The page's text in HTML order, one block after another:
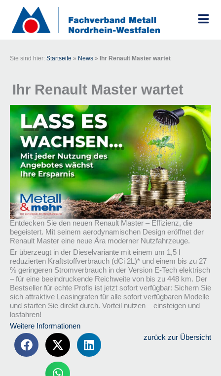
springen
Sie sind hier: Startseite » News » Ihr Renault Master wartet
Ihr Renault Master wartet
Entdecken Sie den neuen Renault Master – Effizienz, die
begeistert. Mit seinem aerodynamischen Design eröffnet der
Renault Master eine neue Ära moderner Nutzfahrzeuge.
Er überzeugt in der Dieselvariante mit einem um 1,5 l
reduzierten Kraftstoffverbrauch (dCi 2L)* und einem bis zu 27
% geringeren Stromverbrauch in der Version E-Tech elektrisch
– für eine beeindruckende Reichweite von bis zu 448 km. Der
Bestseller für echte Profis ist jetzt sofort verfügbar: Sichern Sie
sich attraktive Leasingraten für alle sofort verfügbaren Modelle
und starten Sie direkt durch. Vorteil nutzen – einsteigen und
losfahren!
Weitere Informationen
zurück zur Übersicht